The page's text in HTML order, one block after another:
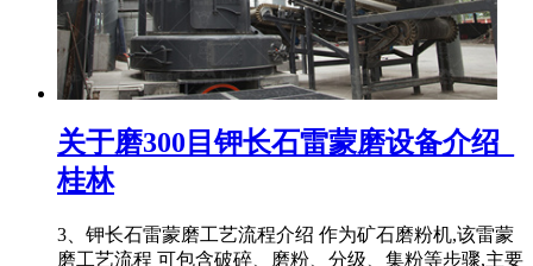
关于磨300目钾长石雷蒙磨设备介绍_
桂林
3、钾长石雷蒙磨工艺流程介绍 作为矿石磨粉机,该雷蒙
磨工艺流程 可包含破碎、磨粉、分级、集粉等步骤,主要